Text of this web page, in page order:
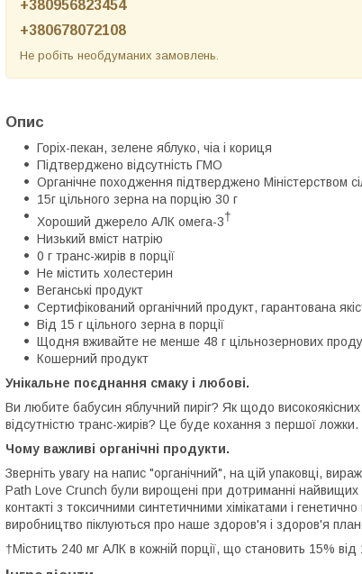
+380956823454
+380678072108
Не робіть необдуманих замовлень.
Опис
Горіх-пекан, зелене яблуко, чіа і кориця
Підтверджено відсутність ГМО
Органічне походження підтверджено Міністерством
15г цільного зерна на порцію 30 г
Хороший джерело АЛК омега-3†
Низький вміст натрію
0 г транс-жирів в порції
Не містить холестерин
Веганські продукт
Сертифікований органічний продукт, гарантована
Від 15 г цільного зерна в порції
Щодня вживайте не менше 48 г цільнозернових
Кошерний продукт
Унікальне поєднання смаку і любові.
Ви любите бабусин яблучний пиріг? Як щодо
відсутністю транс-жирів? Це буде кохання з першої ложки.
Чому важливі органічні продукти.
Зверніть увагу на напис "органічний", на цій упаковці,
Path Love Crunch були вирощені при дотриманні найвищих
контакті з токсичними синтетичними хімікатами і
виробництво піклуються про наше здоров'я і здоров'я
†Містить 240 мг АЛК в кожній порції, що становить 15%